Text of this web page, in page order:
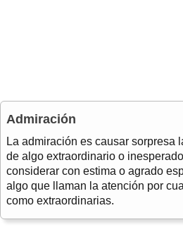
Admiración
La admiración es causar sorpresa
de algo extraordinario o
considerar con estima o agrado
algo que llaman la atención por
como extraordinarias.